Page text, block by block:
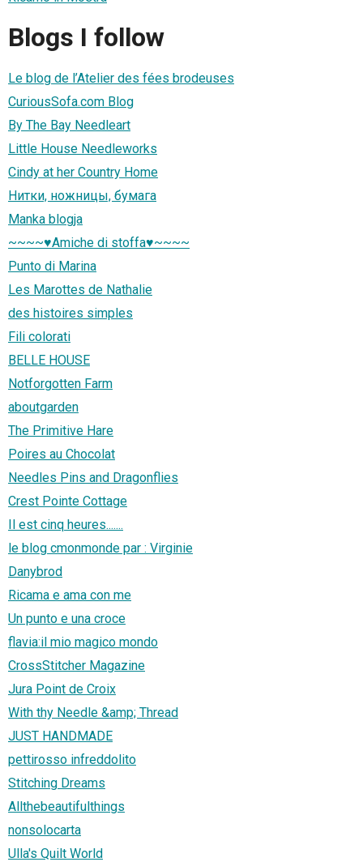
Blogs I follow
Le blog de l’Atelier des fées brodeuses
CuriousSofa.com Blog
By The Bay Needleart
Little House Needleworks
Cindy at her Country Home
Нитки, ножницы, бумага
Manka blogja
~~~~♥Amiche di stoffa♥~~~~
Punto di Marina
Les Marottes de Nathalie
des histoires simples
Fili colorati
BELLE HOUSE
Notforgotten Farm
aboutgarden
The Primitive Hare
Poires au Chocolat
Needles Pins and Dragonflies
Crest Pointe Cottage
Il est cinq heures.......
le blog cmonmonde par : Virginie
Danybrod
Ricama e ama con me
Un punto e una croce
flavia:il mio magico mondo
CrossStitcher Magazine
Jura Point de Croix
With thy Needle &amp; Thread
JUST HANDMADE
pettirosso infreddolito
Stitching Dreams
Allthebeautifulthings
nonsolocarta
Ulla's Quilt World